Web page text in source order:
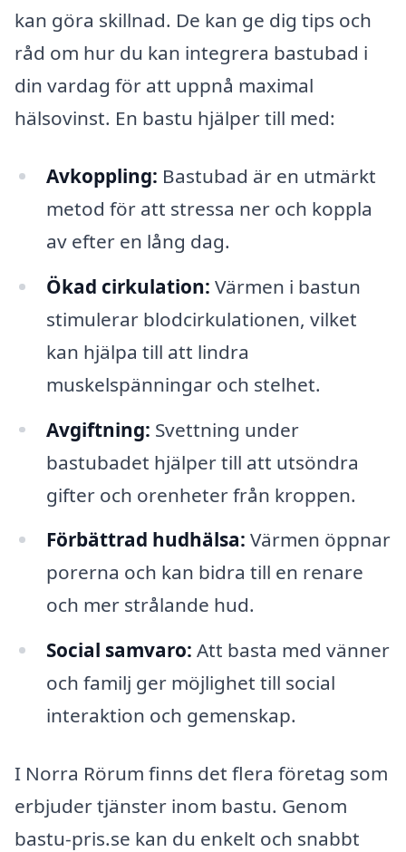
kan göra skillnad. De kan ge dig tips och
råd om hur du kan integrera bastubad i
din vardag för att uppnå maximal
hälsovinst. En bastu hjälper till med:
Avkoppling: Bastubad är en utmärkt
metod för att stressa ner och koppla
av efter en lång dag.
Ökad cirkulation: Värmen i bastun
stimulerar blodcirkulationen, vilket
kan hjälpa till att lindra
muskelspänningar och stelhet.
Avgiftning: Svettning under
bastubadet hjälper till att utsöndra
gifter och orenheter från kroppen.
Förbättrad hudhälsa: Värmen öppnar
porerna och kan bidra till en renare
och mer strålande hud.
Social samvaro: Att basta med vänner
och familj ger möjlighet till social
interaktion och gemenskap.
I Norra Rörum finns det flera företag som
erbjuder tjänster inom bastu. Genom
bastu-pris.se kan du enkelt och snabbt